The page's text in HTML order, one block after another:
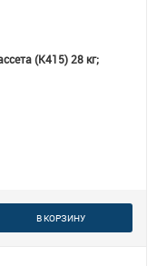
(К415) 28 кг;
В КОРЗИНУ